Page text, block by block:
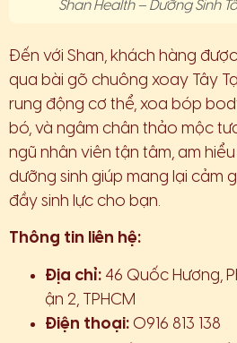
Shan Health – Dưỡng Sinh
Đến với Shan, khách hàng
qua bài gõ chuông xoay Tây
rung động cơ thể, xoa bóp
bó, và ngâm chân thảo mộc
ngũ nhân viên tận tâm, am
dưỡng sinh giúp mang lại cảm
đầy sinh lực cho bạn.
Thông tin liên hệ:
Địa chỉ: 46 Quốc Hương,
ận 2, TPHCM
Điện thoại: 0916 813 138